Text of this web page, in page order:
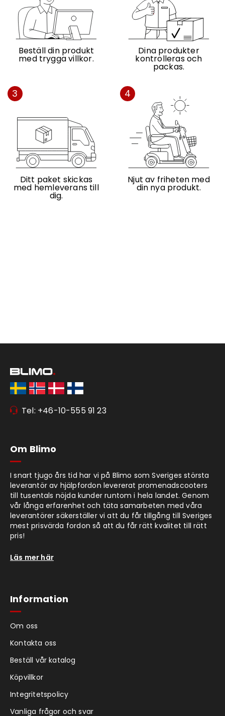
Beställ din produkt
med trygga villkor.
Dina produkter
kontrolleras och
packas.
3
Ditt paket skickas
med hemleverans till
dig.
4
Njut av friheten med
din nya produkt.
Tel: +46-10-555 91 23
Om Blimo
I snart tjugo års tid har vi på Blimo som Sveriges största
leverantör av hjälpfordon levererat promenadscooters
till tusentals nöjda kunder runtom i hela landet. Genom
vår långa erfarenhet och täta samarbeten med våra
leverantörer säkerställer vi att du får tillgång till Sveriges
mest prisvärda fordon så att du får rätt kvalitet till rätt
pris!
Läs mer här
Information
Om oss
Kontakta oss
Beställ vår katalog
Köpvillkor
Integritetspolicy
Vanliga frågor och svar